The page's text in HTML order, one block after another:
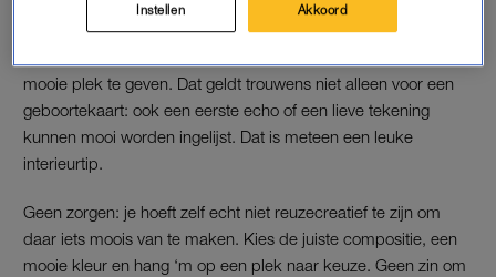
AAN DE MUUR
mooie plek te geven. Dat geldt trouwens niet alleen voor een
geboortekaart: ook een eerste echo of een lieve tekening
kunnen mooi worden ingelijst. Dat is meteen een leuke
interieurtip.
Geen zorgen: je hoeft zelf echt niet reuzecreatief te zijn om
daar iets moois van te maken. Kies de juiste compositie, een
mooie kleur en hang ‘m op een plek naar keuze. Geen zin om
Instellen Akkoord